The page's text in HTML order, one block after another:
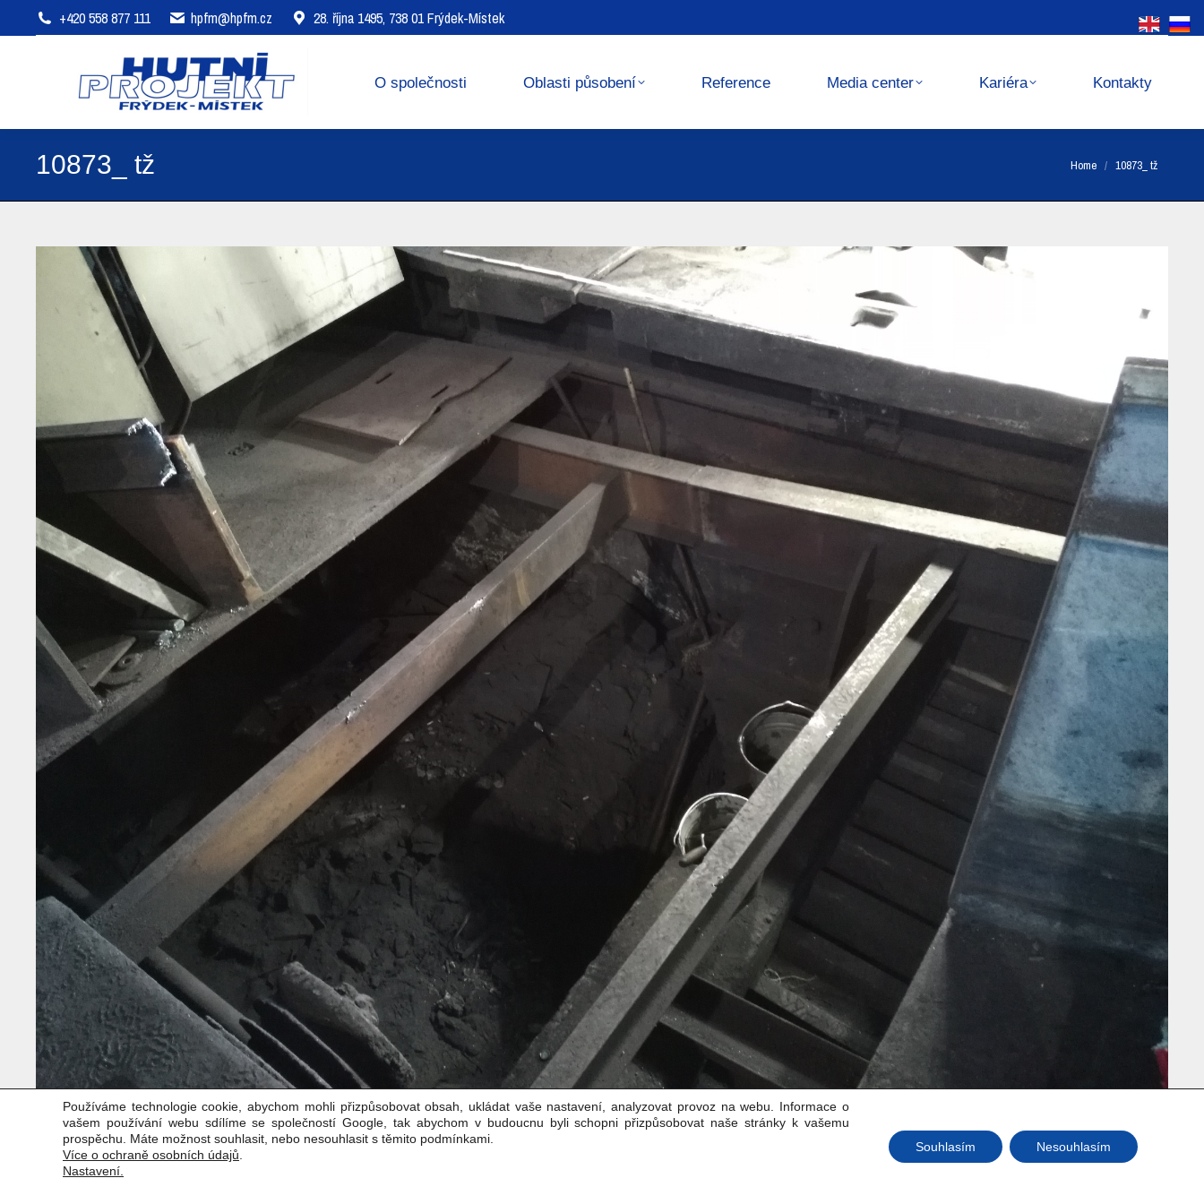
+420 558 877 111 hpfm@hpfm.cz 28. října 1495, 738 01 Frýdek-Místek
O společnosti Oblasti působení Reference Media center Kariéra Kontakty
10873_ tž You are here:
Home 10873_ tž
Copyright © Weiron Dynamics, s.r.o. |
Používáme technologie cookie, abychom mohli přizpůsobovat obsah, ukládat vaše nastavení, analyzovat provoz na webu. Informace o
vašem používání webu sdílíme se společností Google, tak abychom v budoucnu byli schopni přizpůsobovat naše stránky k vašemu
prospěchu. Máte možnost souhlasit, nebo nesouhlasit s těmito podmínkami.
Více o ochraně osobních údajů
Nastavení.
Souhlasím Nesouhlasím
O společnosti Oblasti působení